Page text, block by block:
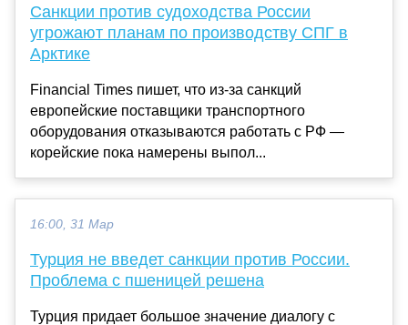
Санкции против судоходства России
угрожают планам по производству СПГ в
Арктике
Financial Times пишет, что из-за санкций
европейские поставщики транспортного
оборудования отказываются работать с РФ —
корейские пока намерены выпол...
16:00, 31 Мар
Турция не введет санкции против России.
Проблема с пшеницей решена
Турция придает большое значение диалогу с